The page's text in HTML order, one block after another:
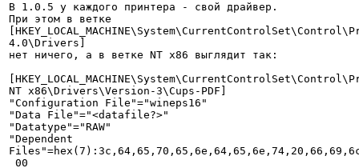
В 1.0.5 у каждого принтера - свой драйвер.
При этом в ветке
4.0\Drivers]
нет ничего, а в ветке NT x86 выглядит так:
NT x86\Drivers\Version-3\Cups-PDF]
"Configuration File"="wineps16"
"Data File"="<datafile?>"
"Datatype"="RAW"
"Dependent